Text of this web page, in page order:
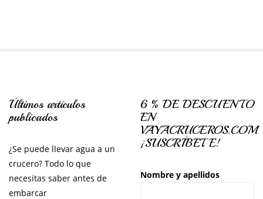
Últimos artículos
publicados
¿Se puede llevar agua a un
crucero? Todo lo que
necesitas saber antes de
embarcar
6 % DE DESCUENTO
EN
VAYACRUCEROS.COM
¡SUSCRÍBETE!
Nombre y apellidos